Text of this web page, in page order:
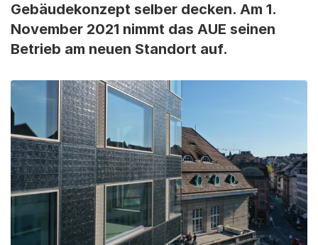
Gebäudekonzept selber decken. Am 1.
November 2021 nimmt das AUE seinen
Betrieb am neuen Standort auf.